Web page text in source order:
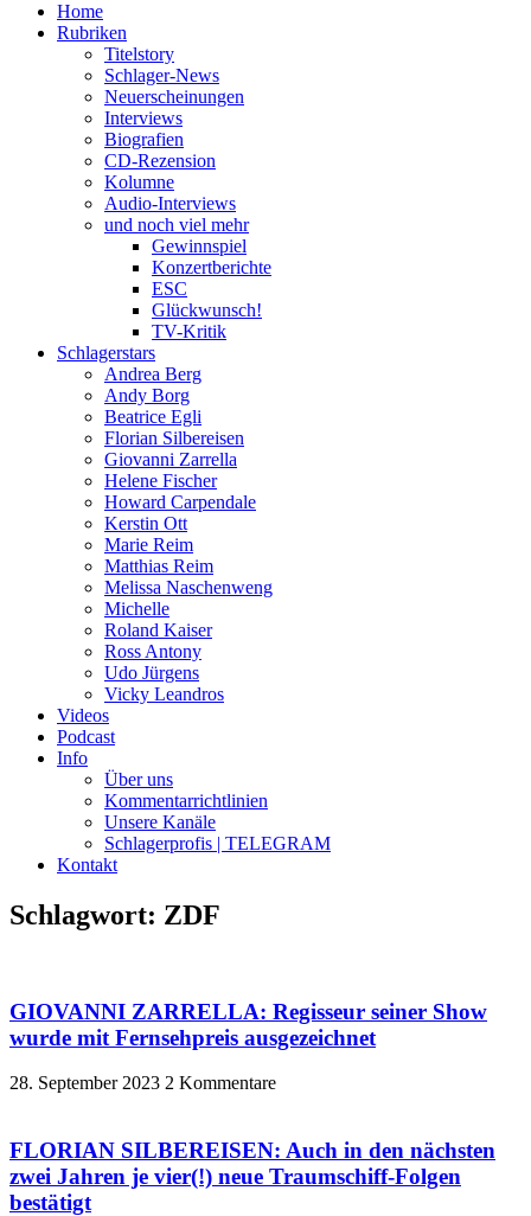
Home
Rubriken
Titelstory
Schlager-News
Neuerscheinungen
Interviews
Biografien
CD-Rezension
Kolumne
Audio-Interviews
und noch viel mehr
Gewinnspiel
Konzertberichte
ESC
Glückwunsch!
TV-Kritik
Schlagerstars
Andrea Berg
Andy Borg
Beatrice Egli
Florian Silbereisen
Giovanni Zarrella
Helene Fischer
Howard Carpendale
Kerstin Ott
Marie Reim
Matthias Reim
Melissa Naschenweng
Michelle
Roland Kaiser
Ross Antony
Udo Jürgens
Vicky Leandros
Videos
Podcast
Info
Über uns
Kommentarrichtlinien
Unsere Kanäle
Schlagerprofis | TELEGRAM
Kontakt
Schlagwort: ZDF
GIOVANNI ZARRELLA: Regisseur seiner Show
wurde mit Fernsehpreis ausgezeichnet
28. September 2023 2 Kommentare
FLORIAN SILBEREISEN: Auch in den nächsten
zwei Jahren je vier(!) neue Traumschiff-Folgen
bestätigt